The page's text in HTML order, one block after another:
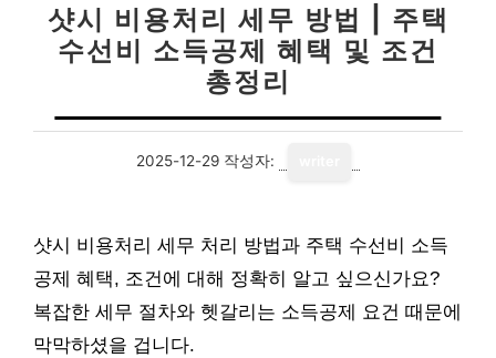
샷시 비용처리 세무 방법 | 주택
수선비 소득공제 혜택 및 조건
총정리
2025-12-29 작성자:
샷시 비용처리 세무 처리 방법과 주택 수선비 소득
공제 혜택, 조건에 대해 정확히 알고 싶으신가요?
복잡한 세무 절차와 헷갈리는 소득공제 요건 때문에
막막하셨을 겁니다.